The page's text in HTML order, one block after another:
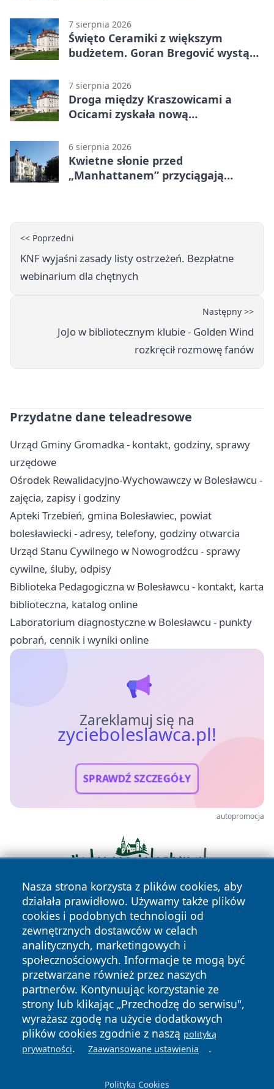
7 sierpnia 2026
Święto Ceramiki z większym
budżetem. Goran Bregović wystąpi
7 sierpnia 2026
Droga między Kraszowicami a
Ocicami zyskała nową
6 sierpnia 2026
Kwietne słonie przed
„Manhattanem” przyciągają
<< Poprzedni
KNF wyjaśni zasady listy ostrzeżeń. Bezpłatne
webinarium dla chętnych
Następny >>
JoJo w bibliotecznym klubie - Golden Wind
rozkręcił rozmowę fanów
Przydatne dane teleadresowe
Urząd Gminy Gromadka - kontakt, godziny, sprawy
urzędowe
Ośrodek Rewalidacyjno-Wychowawczy w Bolesławcu -
zajęcia, zapisy i godziny
Apteki Trzebień, gmina Bolesławiec, powiat
bolesławiecki - adresy, telefony, godziny otwarcia
Urząd Stanu Cywilnego w Nowogrodźcu - sprawy
cywilne, śluby, odpisy
Biblioteka Pedagogiczna w Bolesławcu - kontakt, karta
biblioteczna, katalog online
Laboratorium diagnostyczne w Bolesławcu - punkty
pobrań, cennik i wyniki online
Zareklamuj się na
zycieboleslawca.pl!
SPRAWDŹ SZCZEGÓŁY
autopromocja
Nasza strona korzysta z plików cookies, aby
działała prawidłowo. Używamy także plików
cookies i podobnych technologii od
zewnętrznych dostawców w celach
analitycznych, marketingowych i
społecznościowych. Informacje te mogą być
przetwarzane również przez naszych
partnerów. Kontynuując korzystanie ze
strony lub klikając „Przechodzę do serwisu",
wyrażasz zgodę na użycie dodatkowych
plików cookies zgodnie z naszą polityką
prywatności. Zaawansowane ustawienia .
Polityka Cookies
Copyright © 2026 zycieboleslawca.pl Wszystkie prawa
zastrzeżone.
News Autorzy
Polityka
Prywatności
Polityka
Cookies